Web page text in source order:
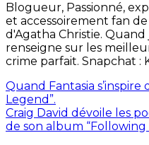
Blogueur, Passionné,
et accessoirement fan
d'Agatha Christie. Quand
renseigne sur les
crime parfait. Snapchat :
Quand Fantasia
Legend”.
Craig David dévoile les
de son album